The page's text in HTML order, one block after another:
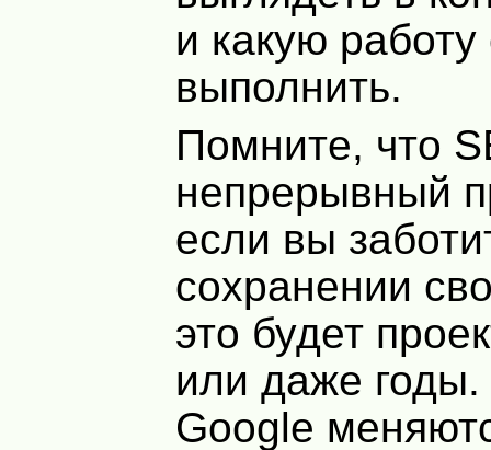
и какую работу
выполнить.
Помните, что
непрерывный
если вы
сохранении
это будет
или даже
Google